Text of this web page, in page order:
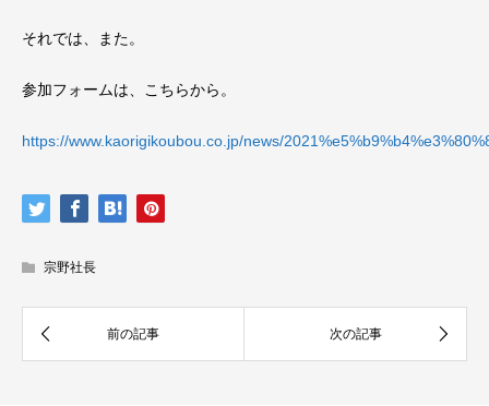
それでは、また。
参加フォームは、こちらから。
https://www.kaorigikoubou.co.jp/news/
宗野社長